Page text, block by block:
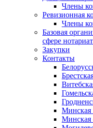
Члены
Ревизионная
Члены
Базовая
сфере
Закупки
Контакты
Минская
Минская